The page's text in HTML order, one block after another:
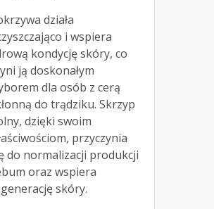
działa
i wspiera
kondycję skóry, co
ją doskonałym
dla osób z cerą
do trądziku. Skrzyp
dzięki swoim
przyczynia
do normalizacji produkcji
oraz wspiera
skóry.